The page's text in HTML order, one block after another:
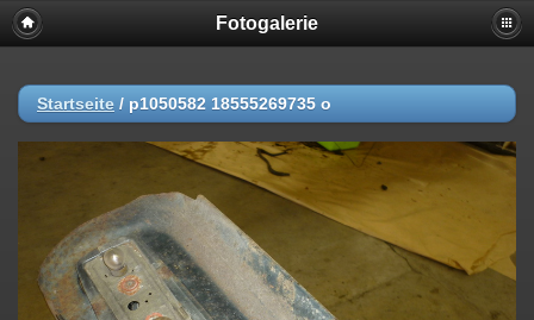
Fotogalerie
Startseite / p1050582 18555269735 o